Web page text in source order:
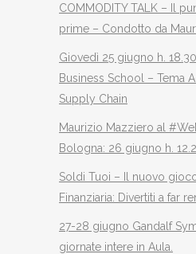
COMMODITY TALK – Il
prime – Condotto da
Giovedì 25 giugno h.
Business School – Tema
Supply Chain
Maurizio Mazziero al
Bologna: 26 giugno h.
Soldi Tuoi – Il nuovo
Finanziaria: Divertiti a far
27-28 giugno Gandalf
giornate intere in Aula.